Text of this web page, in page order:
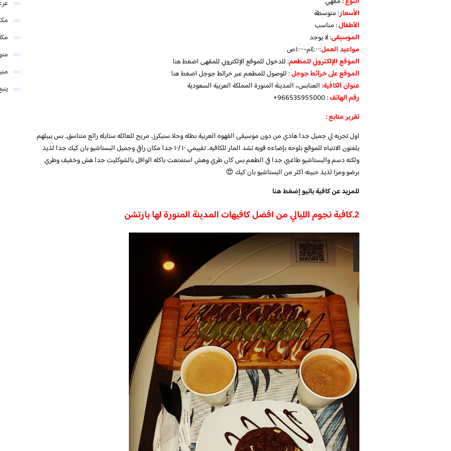
الأسعار:متوسطة
الأطفال:مناسب
الموسيقى:لا يوجد
مواعيد العمل:٤:٠٠م–١:٠٠ص
الموقع الإلكتروني للمطعم: للدخول للموقع الإلكتروني للمقهىاضغط هنا
الموقع على خرائط جوجل: للوصول للمطعم عبر خرائط جوجلاضغط هنا
عنوان الكافية:العنابس،، المدينة المنورة المملكة العربية السعودية
رقم الهاتف :966535955000+
تقرير متابع :
اول تجربه لي جميل جدا هادي من دون موسيقى القهوه العربية بطله وحلا سنيكرز.. مريح للعائله ستايله رائع متناسق.. بس يبيلهم
يلفتون الانتباه للموقع بلوحه بإضاءه قويه تشد المار للكافيه.. تقييمي ١٠ /١٠ جدا مكان راقي وجميل البستاشيو بان كيك جدا لذيذ
ولكنه دسم والبستاشيو طاغيي جدا في الطعم بس كان طري وهش استمتعت باكله الوافل بالشوكليت جدا هش وخفيف وطري
برضو ومرا لذيذ حبيته اكثر من البستاشيو بان كيك 😍
للمزيد عن كافية باتيوإضغط هنا
2.كافية نجوم الليالي من افضل كافيهات المدينة المنورة لها بارتشن